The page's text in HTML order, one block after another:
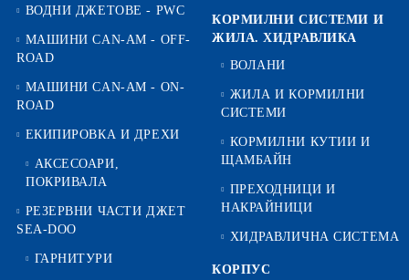
ВОДНИ ДЖЕТОВЕ - PWC
МАШИНИ CAN-AM - OFF-
ROAD
МАШИНИ CAN-AM - ON-
ROAD
ЕКИПИРОВКА И ДРЕХИ
АКСЕСОАРИ,
ПОКРИВАЛА
РЕЗЕРВНИ ЧАСТИ ДЖЕТ
SEA-DOO
ГАРНИТУРИ
КОРМИЛНИ СИСТЕМИ И
ЖИЛА. ХИДРАВЛИКА
ВОЛАНИ
ЖИЛА И КОРМИЛНИ
СИСТЕМИ
КОРМИЛНИ КУТИИ И
ЩАМБАЙН
ПРЕХОДНИЦИ И
НАКРАЙНИЦИ
ХИДРАВЛИЧНА СИСТЕМА
КОРПУС